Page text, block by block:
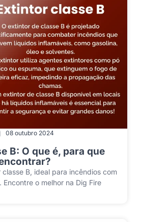
08 outubro 2024
B: O que é, para que
B, ideal para incêndios com
Encontre o melhor na Dig Fire